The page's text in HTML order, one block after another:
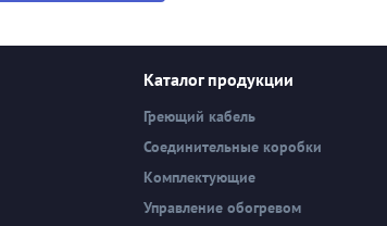
Каталог продукции
Греющий кабель
Соединительные коробки
Комплектующие
Управление обогревом